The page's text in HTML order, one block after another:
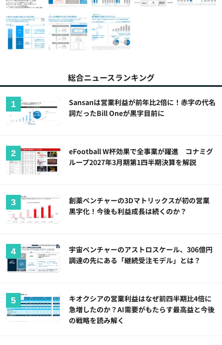
総合ニュースランキング
Sansanは営業利益が前年比2倍に！赤字の代名
詞だったBill Oneが黒字目前に
eFootball W杯効果で全事業が躍進 コナミグ
ループ2027年3月期第1四半期決算を解説
創薬ベンチャーの3Dマトリックスが初の営業
黒字化！今後も利益成長は続くのか？
宇宙ベンチャーのアストロスケール、306億円
調達の先にある「継続受注モデル」とは？
キオクシアの営業利益はなぜ前四半期比4倍に
急増したのか？AI需要がもたらす最高益と今後
の戦略を読み解く